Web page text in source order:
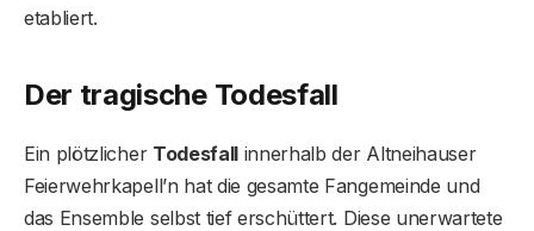
etabliert.
Der tragische Todesfall
Ein plötzlicher Todesfall innerhalb der Altneihauser
Feierwehrkapell’n hat die gesamte Fangemeinde und
das Ensemble selbst tief erschüttert. Diese unerwartete